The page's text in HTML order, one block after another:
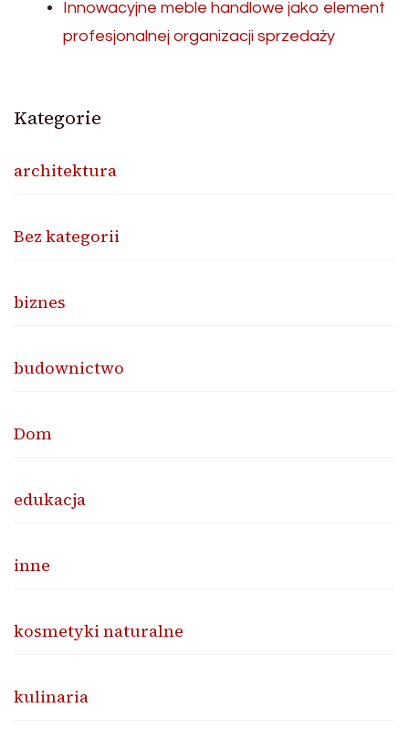
Innowacyjne meble handlowe jako element
profesjonalnej organizacji sprzedaży
Kategorie
architektura
Bez kategorii
biznes
budownictwo
Dom
edukacja
inne
kosmetyki naturalne
kulinaria